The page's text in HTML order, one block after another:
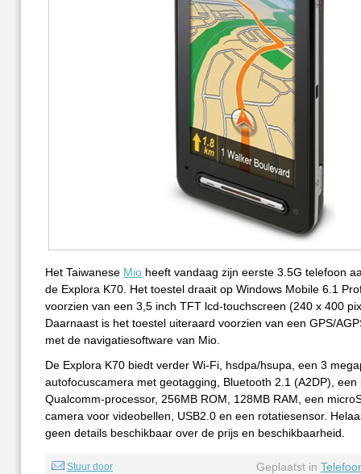
Het Taiwanese Mio heeft vandaag zijn eerste 3.5G telefoon
de Explora K70. Het toestel draait op Windows Mobile 6.1
voorzien van een 3,5 inch TFT lcd-touchscreen (240 x 400
Daarnaast is het toestel uiteraard voorzien van een GPS/
met de navigatiesoftware van Mio.
De Explora K70 biedt verder Wi-Fi, hsdpa/hsupa, een 3
autofocuscamera met geotagging, Bluetooth 2.1 (A2DP), een
Qualcomm-processor, 256MB ROM, 128MB RAM, een
camera voor videobellen, USB2.0 en een rotatiesensor.
geen details beschikbaar over de prijs en beschikbaarheid.
Stuur door Geplaatst in